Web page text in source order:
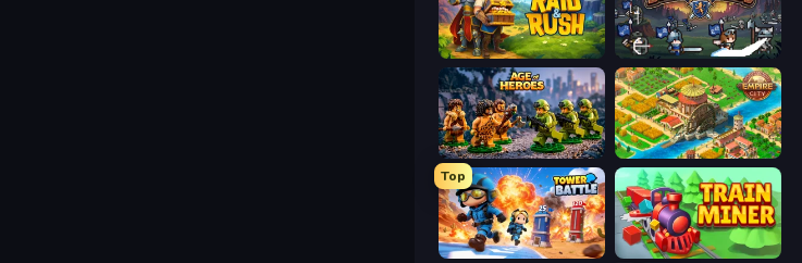
Raid & Rush Bannerlings
Age of Heroes Empire City
Top
Tower Battle Train Miner